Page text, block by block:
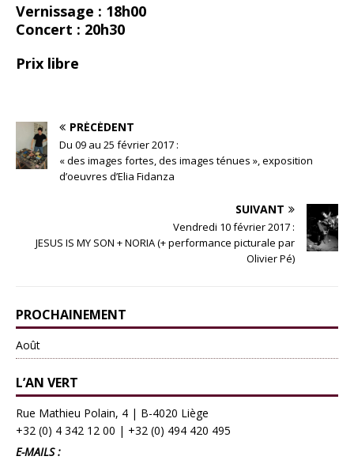
Vernissage : 18h00
Concert : 20h30
Prix libre
PRÉCÉDENT
Du 09 au 25 février 2017 :
« des images fortes, des images ténues », exposition
d’oeuvres d’Elia Fidanza
SUIVANT
Vendredi 10 février 2017 :
JESUS IS MY SON + NORIA (+ performance picturale par
Olivier Pé)
PROCHAINEMENT
Août
L’AN VERT
Rue Mathieu Polain, 4 | B-4020 Liège
+32 (0) 4 342 12 00 | +32 (0) 494 420 495
E-MAILS :